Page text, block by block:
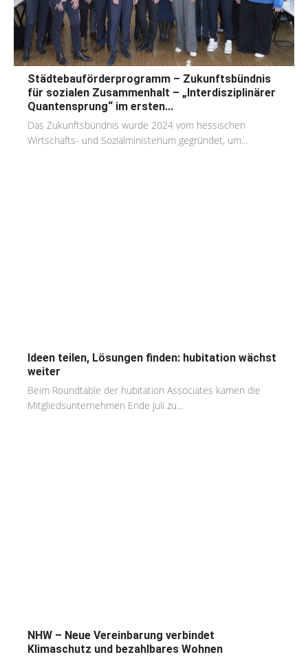
Städtebauförderprogramm – Zukunftsbündnis
für sozialen Zusammenhalt – „Interdisziplinärer
Quantensprung“ im ersten...
Das Zukunftsbündnis wurde 2024 vom hessischen
Wirtschafts- und Sozialministerium gegründet, um...
Ideen teilen, Lösungen finden: hubitation wächst
weiter
Beim Roundtable der hubitation Associates kamen die
Mitgliedsunternehmen Ende Juli zu...
NHW – Neue Vereinbarung verbindet
Klimaschutz und bezahlbares Wohnen